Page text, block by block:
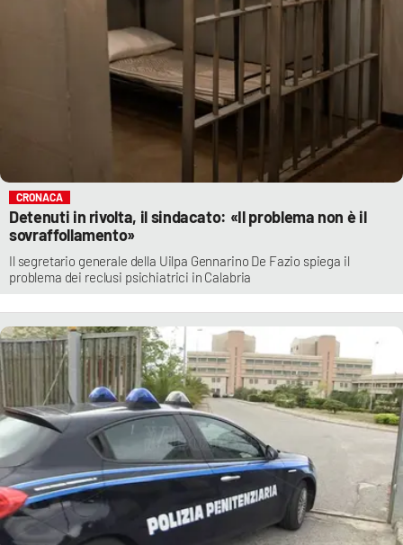
CRONACA
Detenuti in rivolta, il sindacato: «Il problema non è il
sovraffollamento»
Il segretario generale della Uilpa Gennarino De Fazio spiega il
problema dei reclusi psichiatrici in Calabria